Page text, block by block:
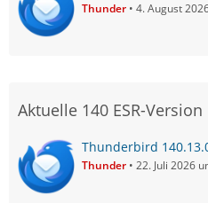
Thunder 4. August
Aktuelle 140 ESR-Version
Thunderbird
Thunder 22. Juli 2026